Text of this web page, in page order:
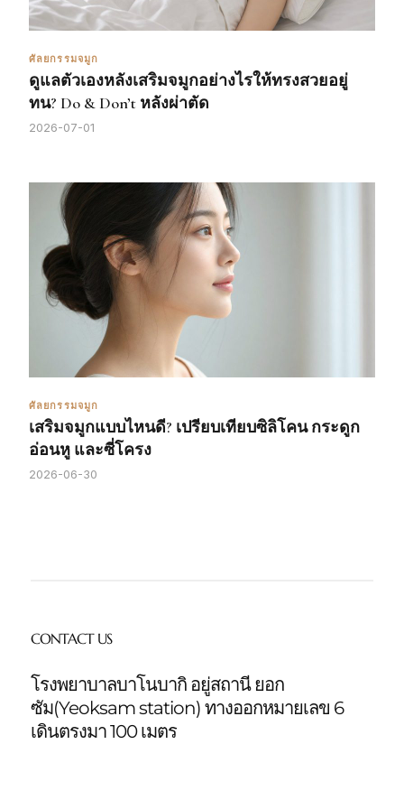
ศัลยกรรมจมูก
ดูแลตัวเองหลังเสริมจมูกอย่างไรให้ทรงสวยอยู่
ทน? Do & Don’t หลังผ่าตัด
2026-07-01
ศัลยกรรมจมูก
เสริมจมูกแบบไหนดี? เปรียบเทียบซิลิโคน กระดูก
อ่อนหู และซี่โครง
2026-06-30
CONTACT US
โรงพยาบาลบาโนบากิ อยู่สถานี ยอก
ซัม(Yeoksam station) ทางออกหมายเลข 6
เดินตรงมา 100 เมตร